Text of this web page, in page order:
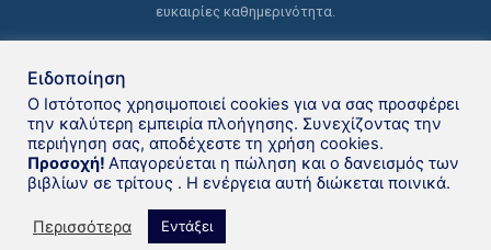
ευκαιρίες καθημερινότητα.
Δανειστική βιβλιοθήκη Φάρου
Τυφλών της Ελλάδoς © 2021
Ειδοποίηση
Ο Ιστότοπος χρησιμοποιεί cookies για να σας προσφέρει
την καλύτερη εμπειρία πλοήγησης. Συνεχίζοντας την
περιήγηση σας, αποδέχεστε τη χρήση cookies.
Προσοχή! Απαγορεύεται η πώληση και ο δανεισμός των
βιβλίων σε τρίτους . Η ενέργεια αυτή διώκεται ποινικά.
Περισσότερα Εντάξει